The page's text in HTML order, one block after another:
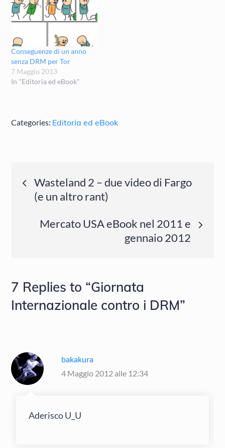
Conseguenze di un anno
senza DRM per Tor
7 Maggio 2013
In "Editoria ed eBook"
Categories: Editoria ed eBook
Navigazione
articoli
Wasteland 2 – due video di Fargo
(e un altro rant)
Mercato USA eBook nel 2011 e
gennaio 2012
7 Replies to “Giornata
Internazionale contro i DRM”
bakakura
4 Maggio 2012 alle 12:34
Aderisco U_U